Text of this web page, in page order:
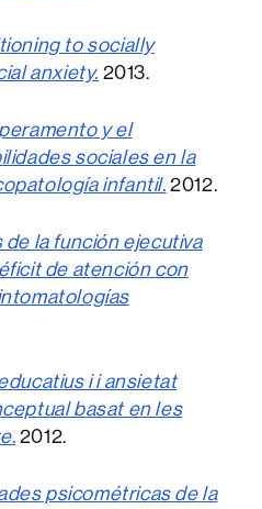
to socially
anxiety. 2013.
y el
sociales en la
infantil. 2012.
de la función ejecutiva
de atención con
i i ansietat
basat en les
2012.
psicométricas de la